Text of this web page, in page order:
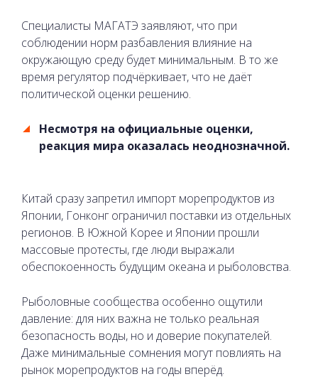
Специалисты МАГАТЭ заявляют, что при
соблюдении норм разбавления влияние на
окружающую среду будет минимальным. В то же
время регулятор подчёркивает, что не даёт
политической оценки решению.
Несмотря на официальные оценки,
реакция мира оказалась неоднозначной.
Китай сразу запретил импорт морепродуктов из
Японии, Гонконг ограничил поставки из отдельных
регионов. В Южной Корее и Японии прошли
массовые протесты, где люди выражали
обеспокоенность будущим океана и рыболовства.
Рыболовные сообщества особенно ощутили
давление: для них важна не только реальная
безопасность воды, но и доверие покупателей.
Даже минимальные сомнения могут повлиять на
рынок морепродуктов на годы вперёд.